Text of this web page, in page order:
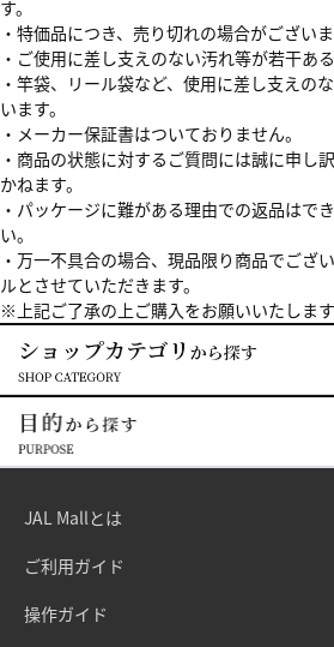
す。
・特価品につき、売り切れの場合がございま
・ご使用に差し支えのない汚れ等が若干あ
・竿袋、リール袋など、使用に差し支えの
います。
・メーカー保証書はついておりません。
・商品の状態に対するご質問には誠に申し
かねます。
・パッケージに難がある理由での返品はで
い。
・万一不具合の場合、現品限り商品でござ
ルとさせていただきます。
※上記ご了承の上ご購入をお願いいたします
JAL Mallとは
ご利用ガイド
操作ガイド